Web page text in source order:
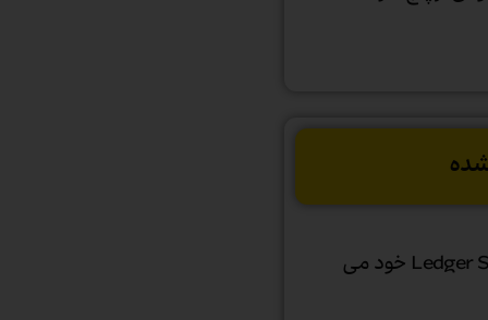
کلیکی که هنگام چیدن دستگاه های Ledger Stax خود می